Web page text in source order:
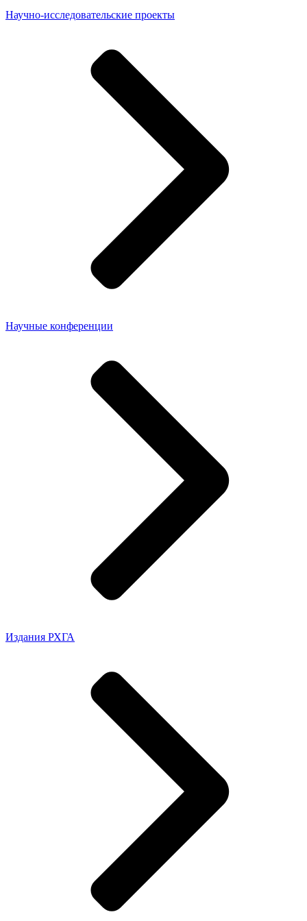
Научно-исследовательские проекты
Научные конференции
Издания РХГА